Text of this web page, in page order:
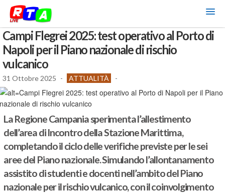
Campi Flegrei 2025: test operativo al Porto di
Napoli per il Piano nazionale di rischio
vulcanico
31 Ottobre 2025 - ATTUALITÀ -
La Regione Campania sperimenta l’allestimento
dell’area di Incontro della Stazione Marittima,
completando il ciclo delle verifiche previste per le sei
aree del Piano nazionale. Simulando l’allontanamento
assistito di studenti e docenti nell’ambito del Piano
nazionale per il rischio vulcanico, con il coinvolgimento